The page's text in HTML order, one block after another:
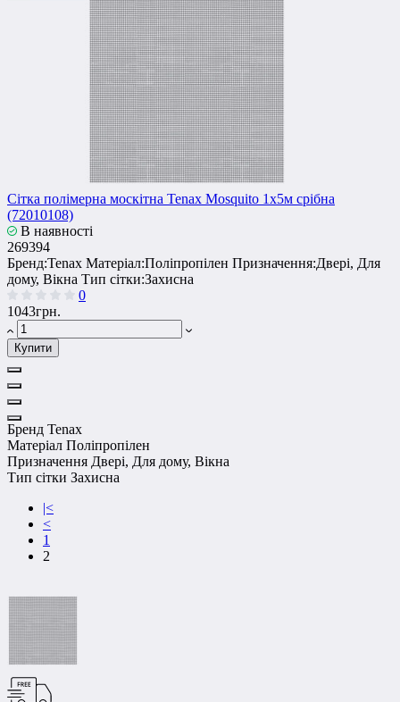
Сітка полімерна москітна Tenax Mosquito 1х5м срібна
(72010108)
В наявності
269394
Бренд:Tenax Матеріал:Поліпропілен Призначення:Двері, Для
дому, Вікна Тип сітки:Захисна
0
1043грн.
Купити
Бренд Tenax
Матеріал Поліпропілен
Призначення Двері, Для дому, Вікна
Тип сітки Захисна
|<
<
1
2